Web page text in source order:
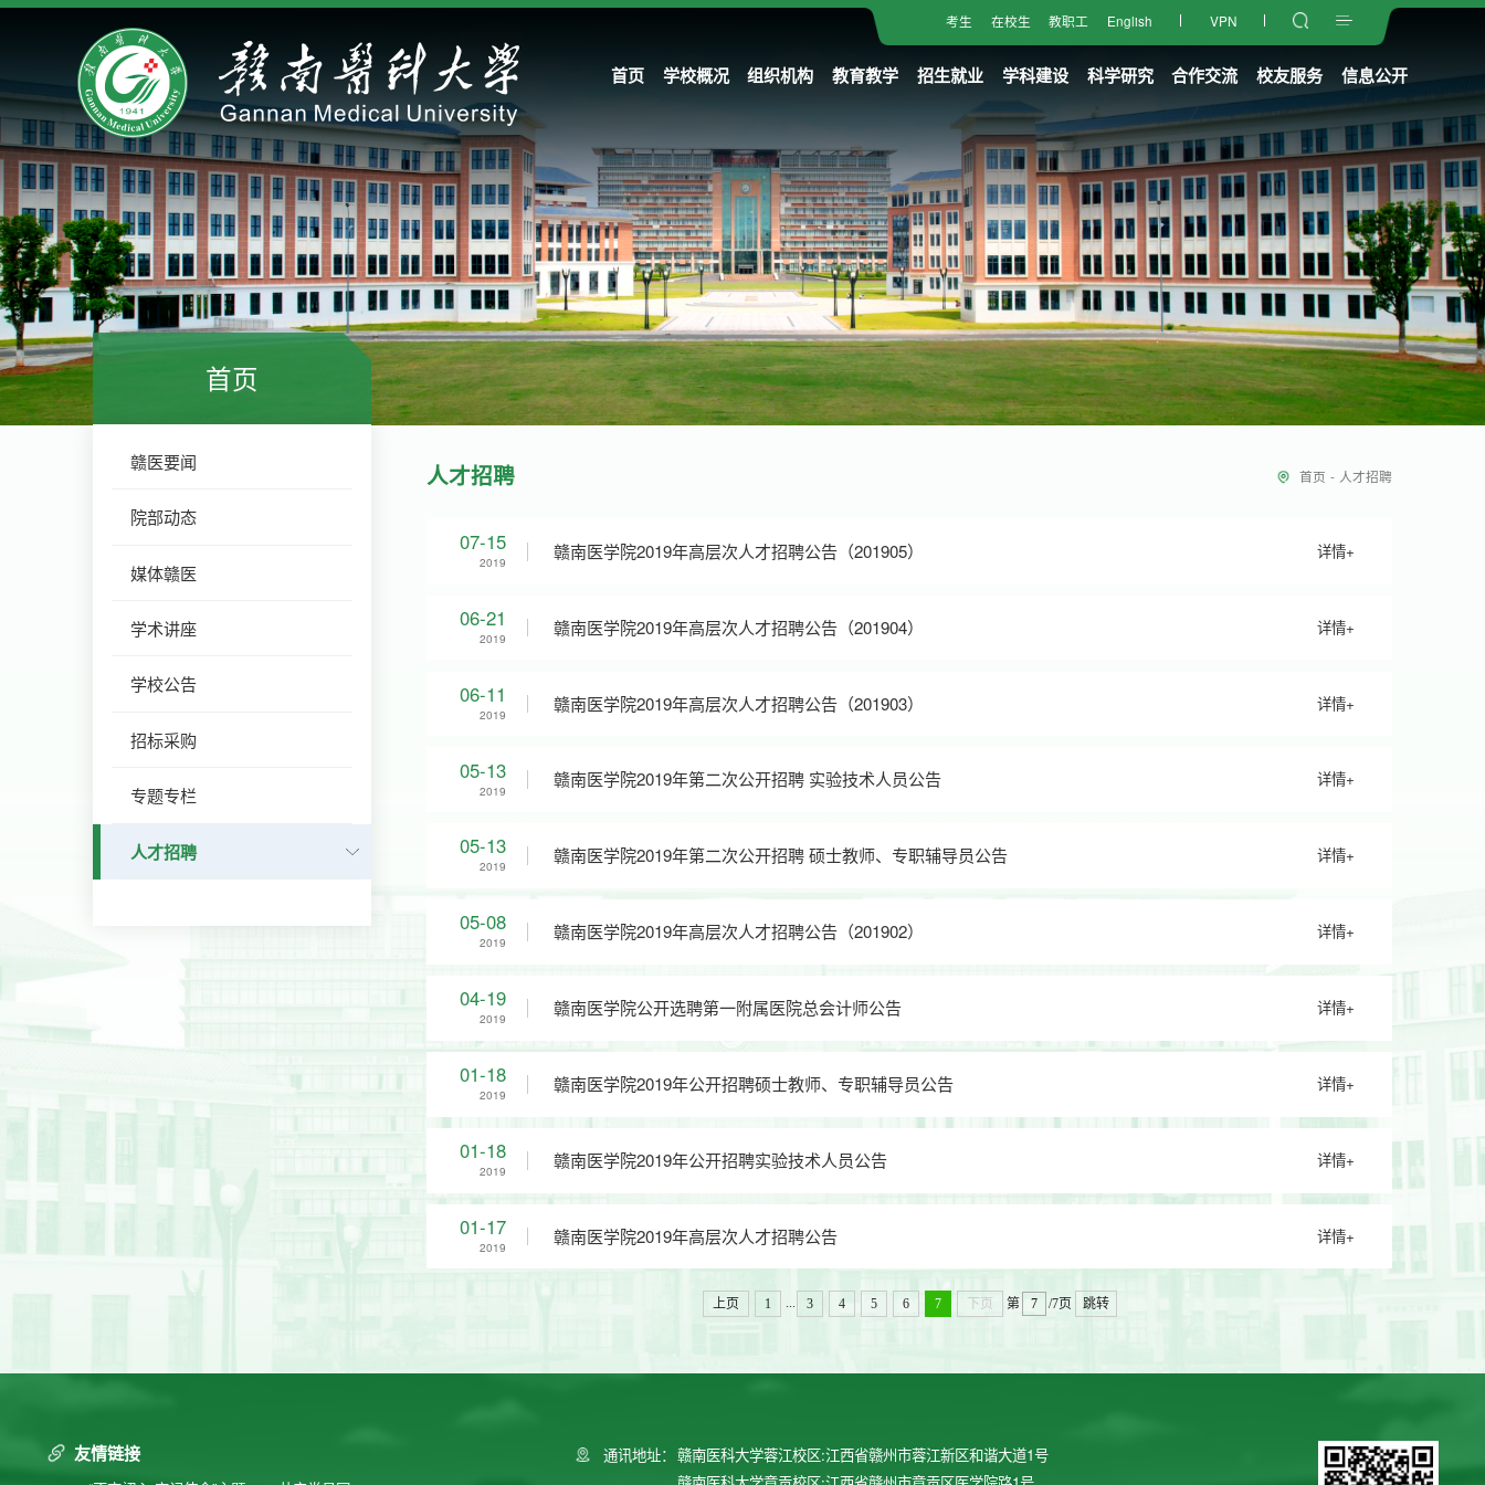
考生 在校生 教职工 English VPN
首页 学校概况 组织机构 教育教学 招生就业 学科建设 科学研究 合作交流 校友服务 信息公开
首页
赣医要闻
院部动态
媒体赣医
学术讲座
学校公告
招标采购
专题专栏
人才招聘
人才招聘 首页 - 人才招聘
07-15
2019 赣南医学院2019年高层次人才招聘公告（201905） 详情+
06-21
2019 赣南医学院2019年高层次人才招聘公告（201904） 详情+
06-11
2019 赣南医学院2019年高层次人才招聘公告（201903） 详情+
05-13
2019 赣南医学院2019年第二次公开招聘 实验技术人员公告 详情+
05-13
2019 赣南医学院2019年第二次公开招聘 硕士教师、专职辅导员公告 详情+
05-08
2019 赣南医学院2019年高层次人才招聘公告（201902） 详情+
04-19
2019 赣南医学院公开选聘第一附属医院总会计师公告 详情+
01-18
2019 赣南医学院2019年公开招聘硕士教师、专职辅导员公告 详情+
01-18
2019 赣南医学院2019年公开招聘实验技术人员公告 详情+
01-17
2019 赣南医学院2019年高层次人才招聘公告 详情+
上页 1 ... 3 4 5 6 7 下页 第 /7页 跳转
友情链接 通讯地址： 赣南医科大学蓉江校区:江西省赣州市蓉江新区和谐大道1号